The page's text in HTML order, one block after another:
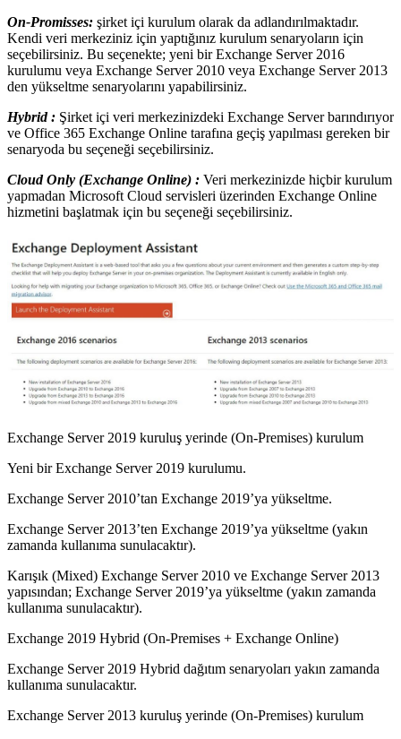
On-Promisses: şirket içi kurulum olarak da adlandırılmaktadır.
Kendi veri merkeziniz için yaptığınız kurulum senaryoların için
seçebilirsiniz. Bu seçenekte; yeni bir Exchange Server 2016
kurulumu veya Exchange Server 2010 veya Exchange Server 2013
den yükseltme senaryolarını yapabilirsiniz.
Hybrid : Şirket içi veri merkezinizdeki Exchange Server barındırıyor
ve Office 365 Exchange Online tarafına geçiş yapılması gereken bir
senaryoda bu seçeneği seçebilirsiniz.
Cloud Only (Exchange Online) : Veri merkezinizde hiçbir kurulum
yapmadan Microsoft Cloud servisleri üzerinden Exchange Online
hizmetini başlatmak için bu seçeneği seçebilirsiniz.
Exchange Server 2019 kuruluş yerinde (On-Premises) kurulum
Yeni bir Exchange Server 2019 kurulumu.
Exchange Server 2010’tan Exchange 2019’ya yükseltme.
Exchange Server 2013’ten Exchange 2019’ya yükseltme (yakın
zamanda kullanıma sunulacaktır).
Karışık (Mixed) Exchange Server 2010 ve Exchange Server 2013
yapısından; Exchange Server 2019’ya yükseltme (yakın zamanda
kullanıma sunulacaktır).
Exchange 2019 Hybrid (On-Premises + Exchange Online)
Exchange Server 2019 Hybrid dağıtım senaryoları yakın zamanda
kullanıma sunulacaktır.
Exchange Server 2013 kuruluş yerinde (On-Premises) kurulum